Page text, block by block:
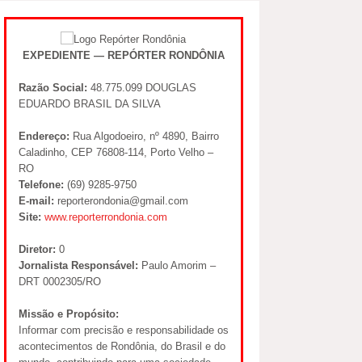
EXPEDIENTE — REPÓRTER RONDÔNIA
Razão Social: 48.775.099 DOUGLAS
EDUARDO BRASIL DA SILVA
Endereço: Rua Algodoeiro, nº 4890, Bairro
Caladinho, CEP 76808-114, Porto Velho –
RO
Telefone: (69) 9285-9750
E-mail: reporterondonia@gmail.com
Site: www.reporterrondonia.com
Diretor: 0
Jornalista Responsável: Paulo Amorim –
DRT 0002305/RO
Missão e Propósito:
Informar com precisão e responsabilidade os
acontecimentos de Rondônia, do Brasil e do